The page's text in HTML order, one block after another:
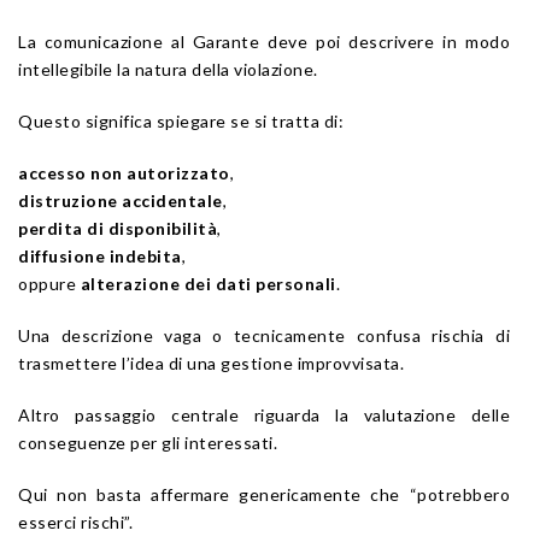
La comunicazione al Garante deve poi descrivere in modo
intellegibile la natura della violazione.
Questo significa spiegare se si tratta di:
accesso non autorizzato,
distruzione accidentale,
perdita di disponibilità,
diffusione indebita,
oppure alterazione dei dati personali.
Una descrizione vaga o tecnicamente confusa rischia di
trasmettere l’idea di una gestione improvvisata.
Altro passaggio centrale riguarda la valutazione delle
conseguenze per gli interessati.
Qui non basta affermare genericamente che “potrebbero
esserci rischi”.